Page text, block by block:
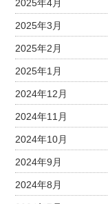
2025年4月
2025年3月
2025年2月
2025年1月
2024年12月
2024年11月
2024年10月
2024年9月
2024年8月